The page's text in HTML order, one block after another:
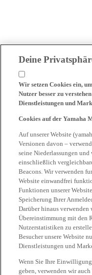
Deine
Wir setzen Cookies ein,
Nutzer besser zu
Dienstleistungen und
Cookies auf der Yamaha
Auf unserer Website
Versionen davon –
seine Niederlassungen
einschließlich
Beacons. Wir verwenden
Website einwandfrei
Funktionen unserer
Speicherung Ihrer
Darüber hinaus
Übereinstimmung mit den
Nutzerstatistiken zu
Besucher unsere Website
Dienstleistungen und
Wenn Sie Ihre
geben, verwenden wir